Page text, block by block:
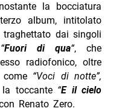
la bocciatura
album, intitolato
dai singoli
“Fuori di qua“, che
radiofonico, oltre
“Voci di notte”,
toccante “E il cielo
Renato Zero.